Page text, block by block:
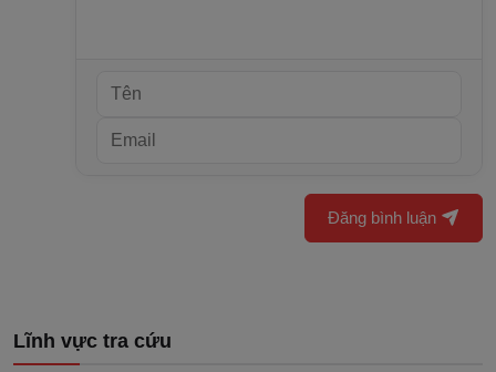
Đăng bình luận
Lĩnh vực tra cứu